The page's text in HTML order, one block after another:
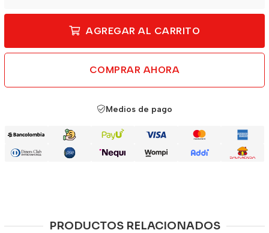
AGREGAR AL CARRITO
COMPRAR AHORA
Medios de pago
PRODUCTOS RELACIONADOS